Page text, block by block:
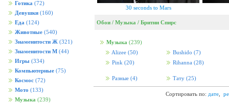
Готика (72)
Девушки (160)
Еда (124)
Животные (540)
Знаменитости Ж (321)
Знаменитости М (44)
Игры (334)
Компьютерные (75)
Космос (72)
Мото (133)
Музыка (239)
30 seconds to Mars
Обои / Музыка / Бритни Спирс
Музыка (239)
Alizee (50) Bushido (7)
Pink (20) Rihanna (28)
Разные (4) Тату (25)
Сортировать по: дате,